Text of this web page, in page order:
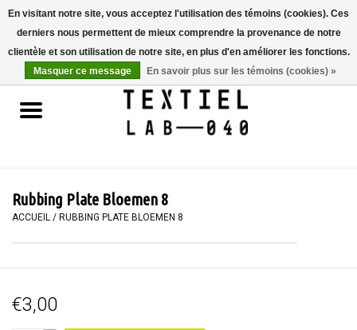
Accueil
LIVRES
PEINTURE
WORKSHOPS
Rubbing Plate Bloemen 8
ACCUEIL / RUBBING PLATE BLOEMEN 8
€3,00
En visitant notre site, vous acceptez l'utilisation des témoins (cookies). Ces
derniers nous permettent de mieux comprendre la provenance de notre
clientèle et son utilisation de notre site, en plus d'en améliorer les fonctions.
Masquer ce message
En savoir plus sur les témoins (cookies) »